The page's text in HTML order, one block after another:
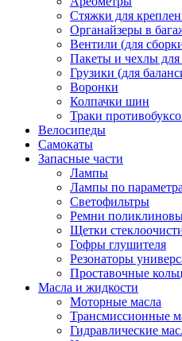
Стяжки для
Органайзеры в
Вентили (для
Пакеты и чехлы для
Грузики (для
Воронки
Колпачки шин
Траки
Велосипеды
Самокаты
Запасные части
Лампы
Лампы по
Светофильтры
Ремни
Щетки
Гофры глушителя
Резонаторы
Проставочные
Масла и жидкости
Моторные масла
Трансмиссионные
Гидравлические